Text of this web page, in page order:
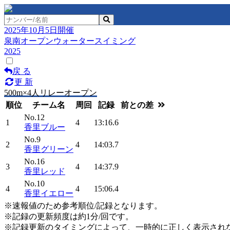
2025年10月5日開催
泉南オープンウォータースイミング
2025
戻 る
更 新
500m×4人リレーオープン
順位
チーム名 周回 記録
前との差
1
No.12
香里ブルー
4 13:16.6
2
No.9
香里グリーン
4 14:03.7
3
No.16
香里レッド
4 14:37.9
4
No.10
香里イエロー
4
15:06.4
※速報値のため参考順位/記録となります。
※記録の更新頻度は約1分/回です。
※記録更新のタイミングによって、一時的に正しく表示され